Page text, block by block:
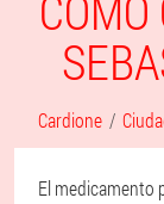
Cardione
El medicamento